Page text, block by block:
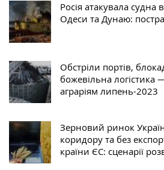
Росія атакувала судна
Одеси та Дунаю:
Обстріли портів,
божевільна логістика
аграріям липень-2023
Зерновий ринок
коридору та без
країни ЄС: сценарії